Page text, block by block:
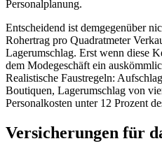
Personalplanung.
Entscheidend ist demgegenüber
Rohertrag pro Quadratmeter
Lagerumschlag. Erst wenn diese
dem Modegeschäft ein
Realistische Faustregeln:
Boutiquen, Lagerumschlag von
Personalkosten unter 12 Prozent
Versicherungen für